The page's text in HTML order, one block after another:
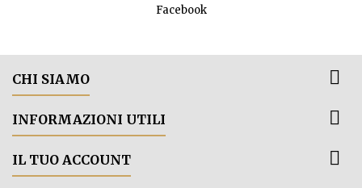
Facebook
CHI SIAMO 
INFORMAZIONI UTILI 
IL TUO ACCOUNT 